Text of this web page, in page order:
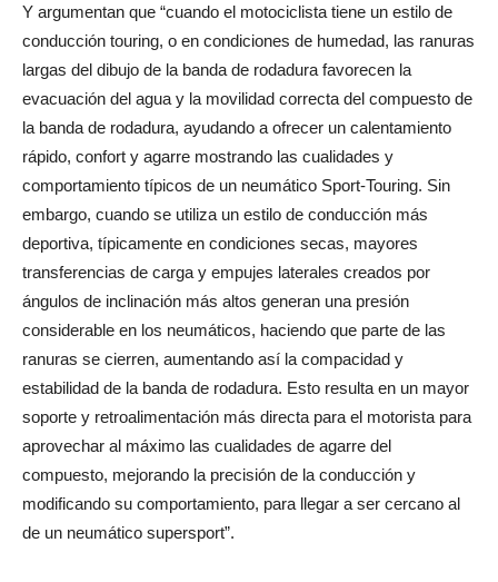
Y argumentan que “cuando el motociclista tiene un estilo de
conducción touring, o en condiciones de humedad, las ranuras
largas del dibujo de la banda de rodadura favorecen la
evacuación del agua y la movilidad correcta del compuesto de
la banda de rodadura, ayudando a ofrecer un calentamiento
rápido, confort y agarre mostrando las cualidades y
comportamiento típicos de un neumático Sport-Touring. Sin
embargo, cuando se utiliza un estilo de conducción más
deportiva, típicamente en condiciones secas, mayores
transferencias de carga y empujes laterales creados por
ángulos de inclinación más altos generan una presión
considerable en los neumáticos, haciendo que parte de las
ranuras se cierren, aumentando así la compacidad y
estabilidad de la banda de rodadura. Esto resulta en un mayor
soporte y retroalimentación más directa para el motorista para
aprovechar al máximo las cualidades de agarre del
compuesto, mejorando la precisión de la conducción y
modificando su comportamiento, para llegar a ser cercano al
de un neumático supersport”.